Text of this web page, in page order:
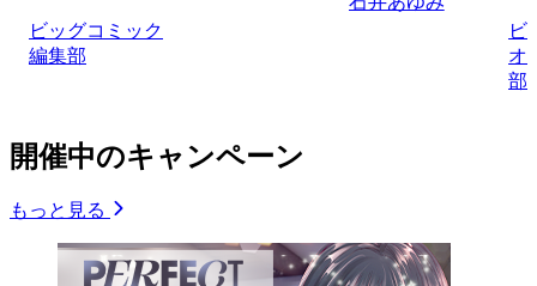
ビッグコミック
編集部
ビ
オ
部
開催中のキャンペーン
もっと見る